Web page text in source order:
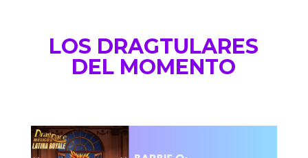
LOS DRAGTULARES
DEL MOMENTO